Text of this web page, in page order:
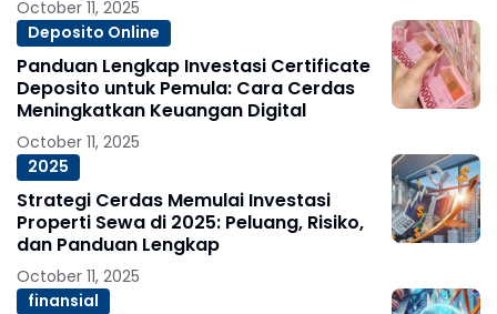
October 11, 2025
Deposito Online
Panduan Lengkap Investasi Certificate
Deposito untuk Pemula: Cara Cerdas
Meningkatkan Keuangan Digital
October 11, 2025
2025
Strategi Cerdas Memulai Investasi
Properti Sewa di 2025: Peluang, Risiko,
dan Panduan Lengkap
October 11, 2025
finansial